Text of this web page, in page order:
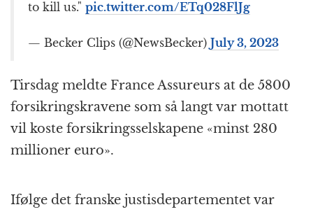
to kill us." pic.twitter.com/ETq028FlJg
— Becker Clips (@NewsBecker) July 3, 2023
Tirsdag meldte France Assureurs at de 5800
forsikringskravene som så langt var mottatt
vil koste forsikringsselskapene «minst 280
millioner euro».
Ifølge det franske justisdepartementet var